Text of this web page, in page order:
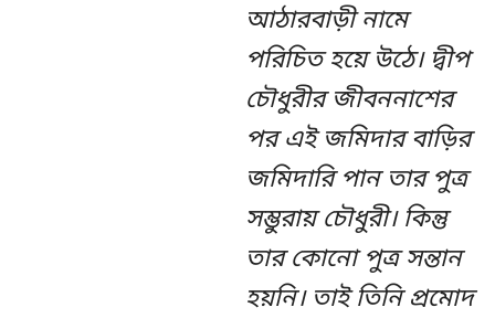
আঠারবাড়ী নামে
পরিচিত হয়ে উঠে। দ্বীপ
চৌধুরীর জীবননাশের
পর এই জমিদার বাড়ির
জমিদারি পান তার পুত্র
সম্ভুরায় চৌধুরী। কিন্তু
তার কোনো পুত্র সন্তান
হয়নি। তাই তিনি প্রমোদ